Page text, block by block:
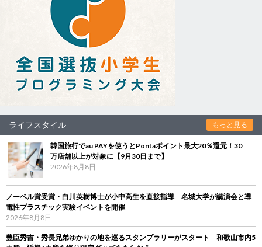
ライフスタイル もっと見る
韓国旅行でau PAYを使うとPontaポイント最大20％還元！30
万店舗以上が対象に【9月30日まで】
2026年8月8日
ノーベル賞受賞・白川英樹博士が小中高生を直接指導 名城大学が講演会と導
電性プラスチック実験イベントを開催
2026年8月8日
豊臣秀吉・秀長兄弟ゆかりの地を巡るスタンプラリーがスタート 和歌山市内5